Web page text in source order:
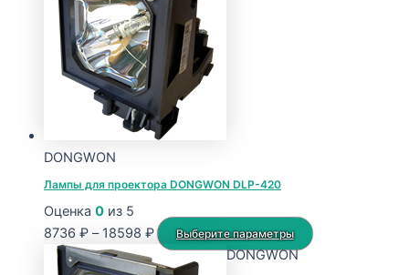
–
19804 ₽
DONGWON
Лампы для проектора DONGWON DLP-420
Оценка 0 из 5
8736 ₽ – 18598 ₽Диапазон
цен:
Выберите параметры
Этот
DONGWON